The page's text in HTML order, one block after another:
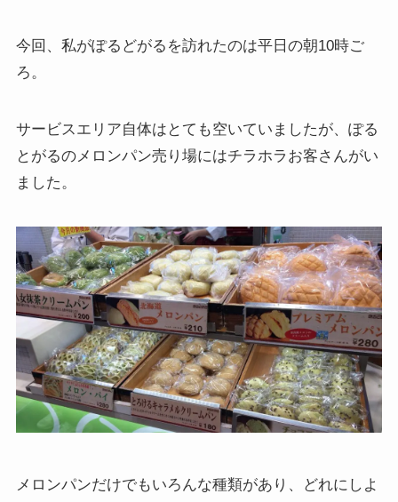
今回、私がぽるどがるを訪れたのは平日の朝10時ご
ろ。
サービスエリア自体はとても空いていましたが、ぽる
とがるのメロンパン売り場にはチラホラお客さんがい
ました。
メロンパンだけでもいろんな種類があり、どれにしよ